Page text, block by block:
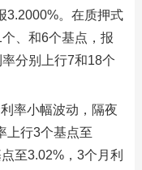
3.2000%。在质押式
、和6个基点，报
分别上行7和18个
率小幅波动，隔夜
上行3个基点至
至3.02%，3个月利